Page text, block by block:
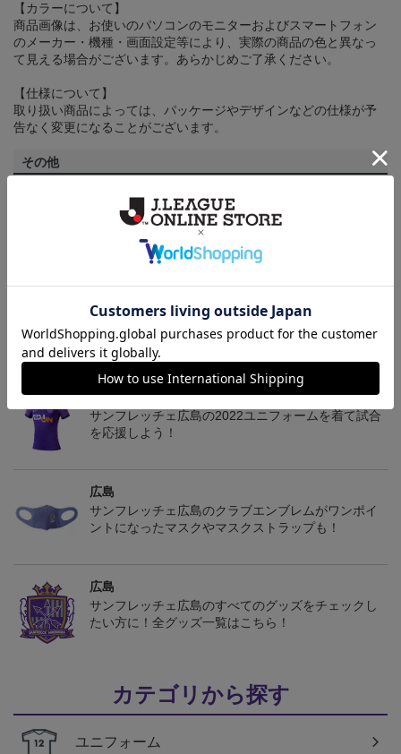
【カラーについて】
商品画像は、お使いのパソコンのモニターおよびスマートフォン
のメーカー・機種・画面設定等により、実際の商品の色と異なっ
て見える場合がございます。あらかじめご了承ください。
【仕様について】
取り扱い商品によっては、パッケージやデザインなどの仕様が予
告なく変更になることがございます。
その他
ギフト対応について
トピックス
広島
サンフレッチェ広島の2022ユニフォームを着て試合
を応援しよう！
広島
サンフレッチェ広島のクラブエンブレムがワンポイ
ントになったマスクやマスクストラップも！
広島
サンフレッチェ広島のすべてのグッズをチェックし
たい方に！全グッズ一覧はこちら！
カテゴリから探す
ユニフォーム